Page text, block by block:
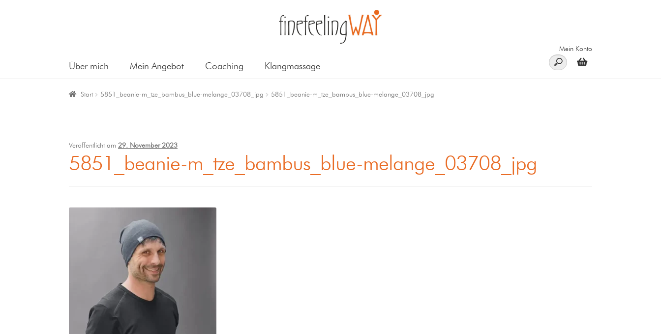
Über mich Mein Angebot Coaching Klangmassage
Mein Konto
Start 5851_beanie-m_tze_bambus_blue-melange_03708_jpg 5851_beanie-m_tze_bambus_blue-melange_03708_jpg
Veröffentlicht am29. November 2023
5851_beanie-m_tze_bambus_blue-melange_03708_jpg